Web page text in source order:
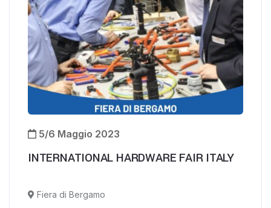
5/6 Maggio 2023
INTERNATIONAL HARDWARE FAIR ITALY
Fiera di Bergamo